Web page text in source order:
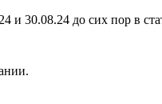
и 30.08.24 до сих пор в